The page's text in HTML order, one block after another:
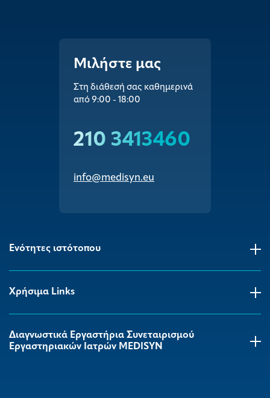
Μιλήστε μας
Στη διάθεσή σας καθημερινά
από 9:00 - 18:00
210 3413460
info@medisyn.eu
Ενότητες ιστότοπου
Χρήσιμα Links
Διαγνωστικά Εργαστήρια Συνεταιρισμού
Εργαστηριακών Ιατρών MEDISYΝ